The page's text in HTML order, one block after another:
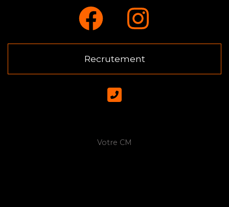
Recrutement
Votre CM